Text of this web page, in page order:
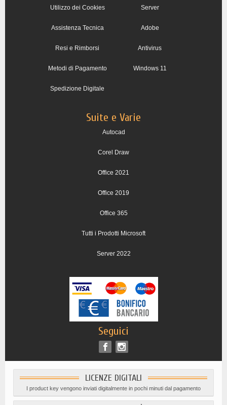
Utilizzo dei Cookies
Assistenza Tecnica
Resi e Rimborsi
Metodi di Pagamento
Spedizione Digitale
Server
Adobe
Antivirus
Windows 11
Suite e Varie
Autocad
Corel Draw
Office 2021
Office 2019
Office 365
Tutti i Prodotti Microsoft
Server 2022
Seguici
LICENZE DIGITALI
I product key vengono inviati digitalmente in pochi minuti dal pagamento